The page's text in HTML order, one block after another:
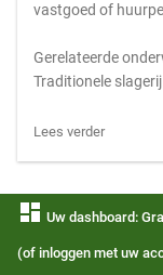
vastgoed of
Gerelateerde
Traditionele
Lees verder
dashboard Uw dashboard:
(of inloggen met uw